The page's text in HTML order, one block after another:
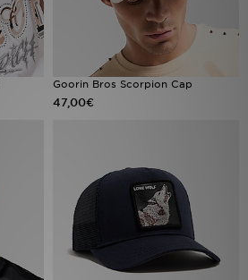
Goorin Bros Scorpion Cap
47,00€